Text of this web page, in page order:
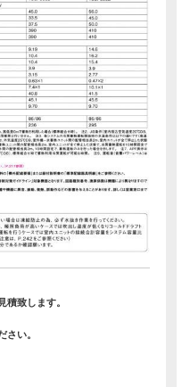
致します。
さい。